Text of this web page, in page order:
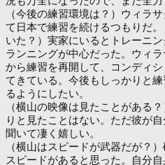
（今後の練習環境は？）ウィラ
て日本で練習を続けるつもりだ
いた？）実家にいるとトレーニ
ランニングが中心だった。ウィ
から練習を再開して、コンディ
てきている。今後もしっかりと
るようにしたい。
（横山の映像は見たことがある
りと見たことはない。ただ彼が
聞いて凄く嬉しい。
（横山はスピードが武器だが？
スピードがあると思った。自分